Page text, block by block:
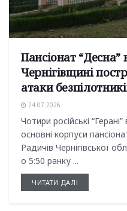
Пансіонат “Десна”
Чернігівщині
атаки
24.07.2026
Чотири російські
основні корпуси
Радичів Чернігівської
о 5:50 ранку ...
ЧИТАТИ ДАЛІ